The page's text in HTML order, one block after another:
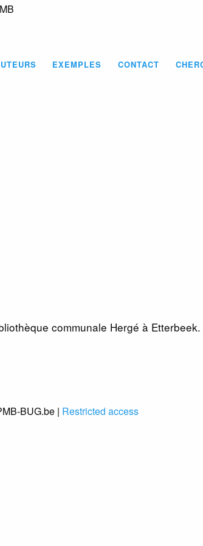
EXEMPLES CONTACT
communale Hergé à Etterbeek.
BUG.be | Restricted access